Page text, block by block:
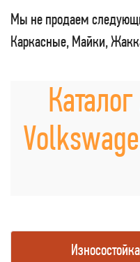
Мы не продаем
Каркасные, Майки,